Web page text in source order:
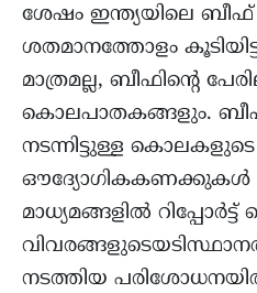
ശേഷം ഇന്ത്യയിലെ ബീഫ്
ശതമാനത്തോളം
മാത്രമല്ല, ബീഫിന്റെ
കൊലപാതകങ്ങളും.
നടന്നിട്ടുള്ള കൊലകളുടെ
ഔദ്യോഗികകണക്കുകൾ
മാധ്യമങ്ങളിൽ റിപ്പോർട്ട്
നടത്തിയ